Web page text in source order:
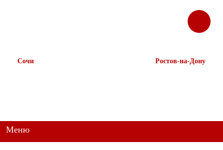
Сочи
ЗАКАЗАТЬ
ЗВОНОК
Ростов-на-Дону
Меню